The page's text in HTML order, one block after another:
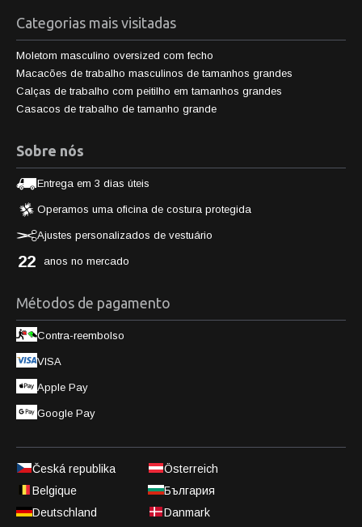
Categorias mais visitadas
Moletom masculino oversized com fecho
Macacões de trabalho masculinos de tamanhos grandes
Calças de trabalho com peitilho em tamanhos grandes
Casacos de trabalho de tamanho grande
Sobre nós
Entrega em 3 dias úteis
Operamos uma oficina de costura protegida
Ajustes personalizados de vestuário
22 anos no mercado
Métodos de pagamento
Contra-reembolso
VISA
Apple Pay
Google Pay
Česká republika
Österreich
Belgique
България
Deutschland
Danmark